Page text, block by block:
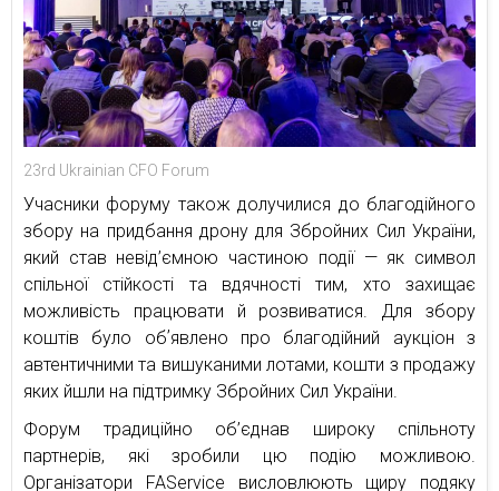
23rd Ukrainian CFO Forum
Учасники форуму також долучилися до благодійного
збору на придбання дрону для Збройних Сил України,
який став невід’ємною частиною події — як символ
спільної стійкості та вдячності тим, хто захищає
можливість працювати й розвиватися. Для збору
коштів було обʼявлено про благодійний аукціон з
автентичними та вишуканими лотами, кошти з продажу
яких йшли на підтримку Збройних Сил України.
Форум традиційно об’єднав широку спільноту
партнерів, які зробили цю подію можливою.
Організатори FAService висловлюють щиру подяку